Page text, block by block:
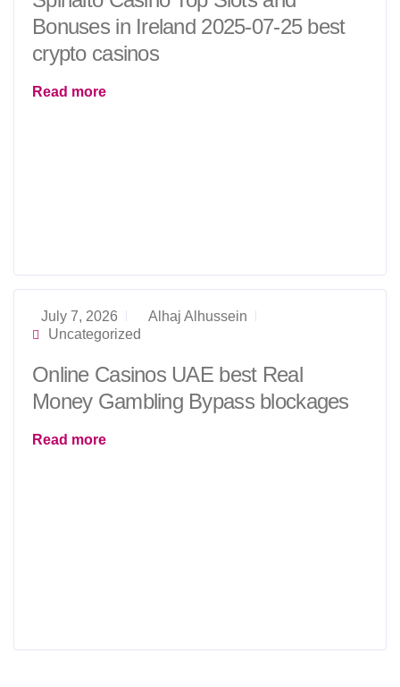
Bonuses in Ireland 2025-07-25 best
crypto casinos
Read more
July 7, 2026
Alhaj Alhussein
Uncategorized
Online Casinos UAE best Real
Money Gambling Bypass blockages
Read more